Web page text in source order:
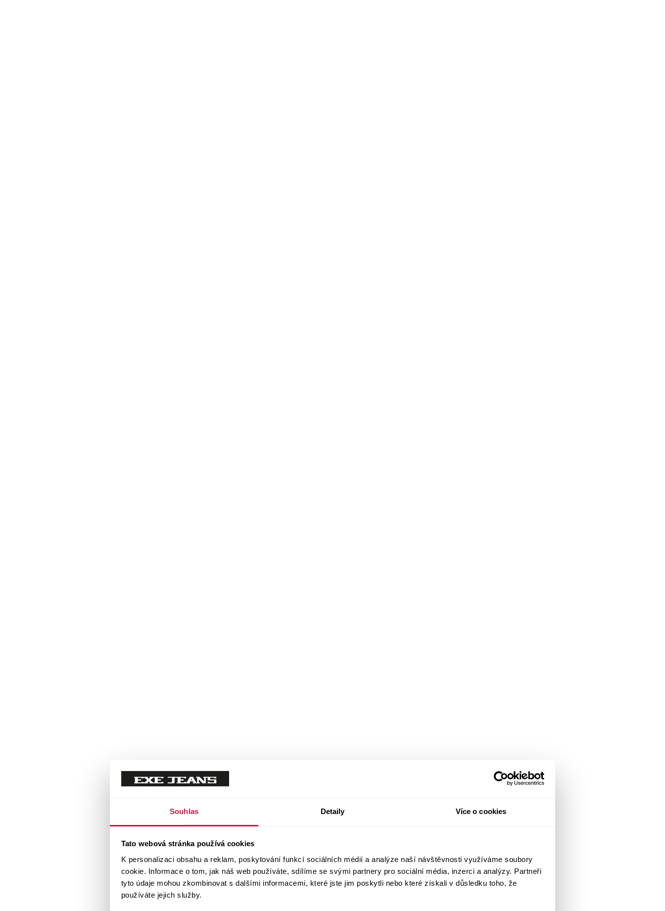
Souhlas Detaily Více o cookies
Tato webová stránka používá cookies
K personalizaci obsahu a reklam, poskytování funkcí sociálních médií a analýze naší návštěvnosti využíváme soubory
cookie. Informace o tom, jak náš web používáte, sdílíme se svými partnery pro sociální média, inzerci a analýzy. Partneři
tyto údaje mohou zkombinovat s dalšími informacemi, které jste jim poskytli nebo které získali v důsledku toho, že
používáte jejich služby.